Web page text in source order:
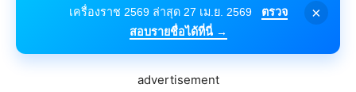
เครื่องราช 2569 ล่าสุด 27 เม.ย. 2569
ตรวจ
สอบรายชื่อได้ที่นี่ →
×
advertisement